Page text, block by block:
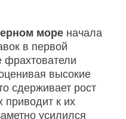
море начала
в первой
фрахтователи
высокие
сдерживает рост
приводит к их
усилился